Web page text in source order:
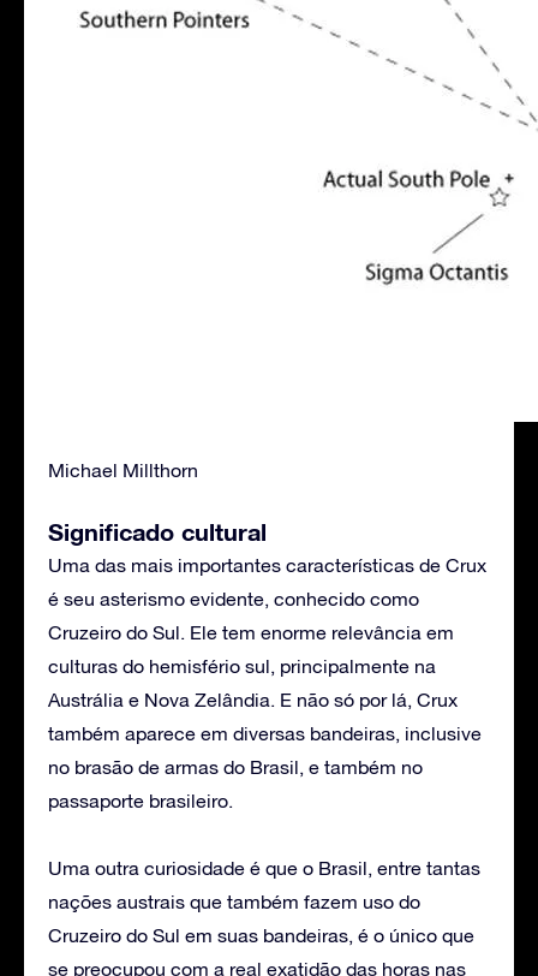
Michael Millthorn
Significado cultural
Uma das mais importantes características de Crux
é seu asterismo evidente, conhecido como
Cruzeiro do Sul. Ele tem enorme relevância em
culturas do hemisfério sul, principalmente na
Austrália e Nova Zelândia. E não só por lá, Crux
também aparece em diversas bandeiras, inclusive
no brasão de armas do Brasil, e também no
passaporte brasileiro.
Uma outra curiosidade é que o Brasil, entre tantas
nações austrais que também fazem uso do
Cruzeiro do Sul em suas bandeiras, é o único que
se preocupou com a real exatidão das horas nas